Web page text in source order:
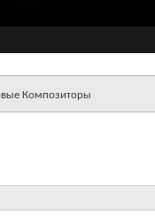
Композиторы